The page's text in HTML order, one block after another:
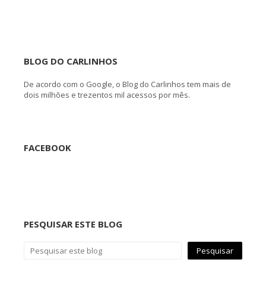
BLOG DO CARLINHOS
De acordo com o Google, o Blog do Carlinhos tem mais de
dois milhões e trezentos mil acessos por mês.
FACEBOOK
PESQUISAR ESTE BLOG